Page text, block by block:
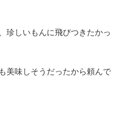
珍しいもんに飛びつきたかっ
美味しそうだったから頼んで